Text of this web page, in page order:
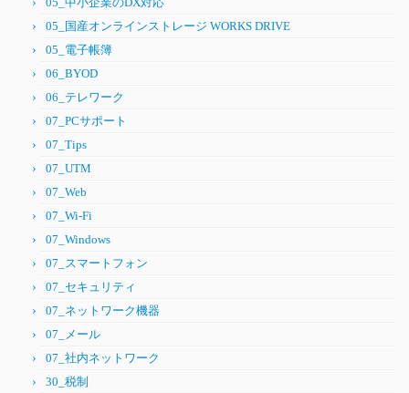
05_国産オンラインストレージ WORKS DRIVE
05_電子帳簿
06_BYOD
06_テレワーク
07_PCサポート
07_Tips
07_UTM
07_Web
07_Wi-Fi
07_Windows
07_スマートフォン
07_セキュリティ
07_ネットワーク機器
07_メール
07_社内ネットワーク
30_税制